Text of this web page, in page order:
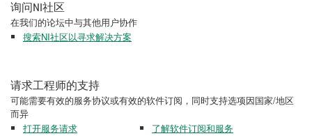
询问NI社区
在我们的论坛中与其他用户协作
搜索NI社区以寻求解决方案
请求工程师的支持
可能需要有效的服务协议或有效的软件订阅，同时支持选项因国家/地区
而异
打开服务请求
了解软件订阅和服务